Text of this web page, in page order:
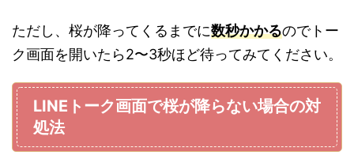
ただし、桜が降ってくるまでに数秒かかるのでトー
ク画面を開いたら2〜3秒ほど待ってみてください。
LINEトーク画面で桜が降らない場合の対
処法